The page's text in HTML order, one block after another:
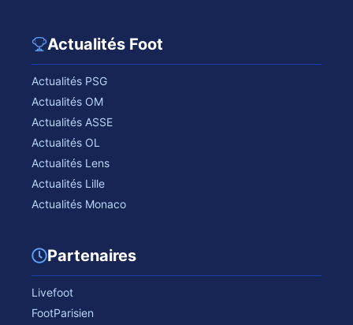
Actualités Foot
Actualités PSG
Actualités OM
Actualités ASSE
Actualités OL
Actualités Lens
Actualités Lille
Actualités Monaco
Partenaires
Livefoot
FootParisien